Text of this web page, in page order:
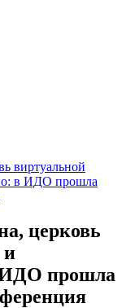
виртуальной
в ИДО прошла
церковь
и
ИДО прошла